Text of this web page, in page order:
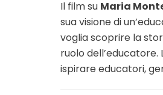
Il film su Maria
sua visione di
voglia scoprire la
ruolo
ispirare educatori,